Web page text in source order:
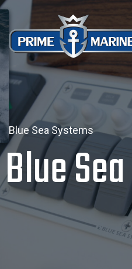
Blue Sea Systems
Blue